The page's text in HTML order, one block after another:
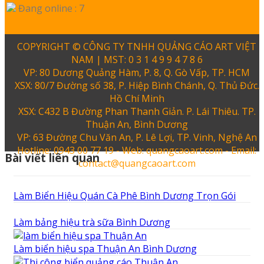
Đang online : 7
COPYRIGHT © CÔNG TY TNHH QUẢNG CÁO ART VIỆT
NAM | MST: 0 3 1 4 9 9 4 7 8 6
VP: 80 Dương Quảng Hàm, P. 8, Q. Gò Vấp, TP. HCM
XSX: 80/7 Đường số 38, P. Hiệp Bình Chánh, Q. Thủ Đức.
Hồ Chí Minh
XSX: C432 B Đường Phan Thanh Giản. P. Lái Thiêu. TP.
Thuận An, Bình Dương
VP: 63 Đường Chu Văn An, P. Lê Lợi, TP. Vinh, Nghệ An
Hotline: 0943 00 77 19 - Web: quangcaoart.com - Email:
contact@quangcaoart.com
Bài viết liên quan
Làm Biển Hiệu Quán Cà Phê Bình Dương Trọn Gói
Làm bảng hiệu trà sữa Bình Dương
Làm biển hiệu spa Thuận An Bình Dương